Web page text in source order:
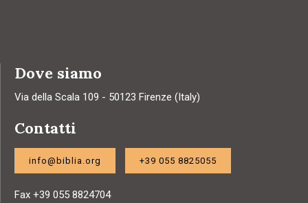
Dove siamo
Via della Scala 109 - 50123 Firenze (Italy)
Contatti
info@biblia.org +39 055 8825055
Fax +39 055 8824704